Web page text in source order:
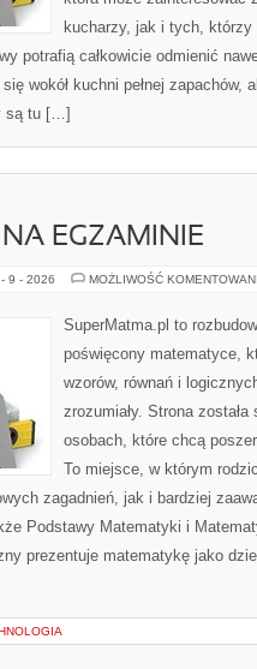
kucharzy, jak i tych, którzy
potrafią całkowicie odmienić
wokół kuchni pełnej zapachów,
są tu […]
EGZAMINIE
9 - 2026 MOŻLIWOŚĆ
SuperMatma.pl to
poświęcony matematyce,
wzorów, równań i
zrozumiały. Strona
osobach, które chcą
To miejsce, w którym
zagadnień, jak i bardziej
Podstawy Matematyki i
prezentuje matematykę jako